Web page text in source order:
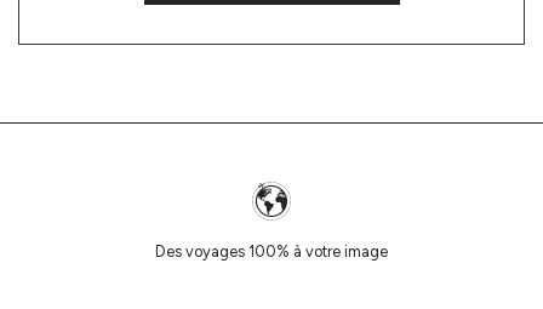
Des voyages 100% à votre image